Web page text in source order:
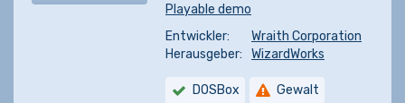
Playable demo
Entwickler:
Wraith Corporation
Herausgeber:
WizardWorks
DOSBox Gewalt